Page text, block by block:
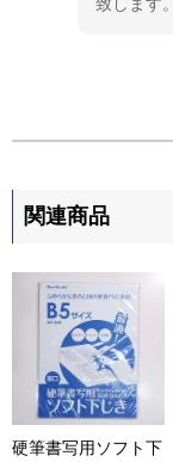
致します。
関連商品
硬筆書写用ソフト下